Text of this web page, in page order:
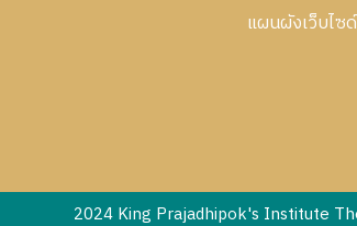
แผนผังเว็บไซด์
2024 King Prajadhipok's Institute